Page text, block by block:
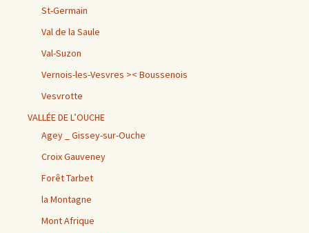
St-Germain
Val de la Saule
Val-Suzon
Vernois-les-Vesvres >< Boussenois
Vesvrotte
VALLÉE DE L’OUCHE
Agey _ Gissey-sur-Ouche
Croix Gauveney
Forêt Tarbet
la Montagne
Mont Afrique